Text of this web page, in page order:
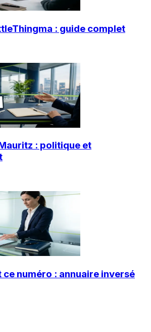
: guide complet
: politique et
numéro : annuaire inversé